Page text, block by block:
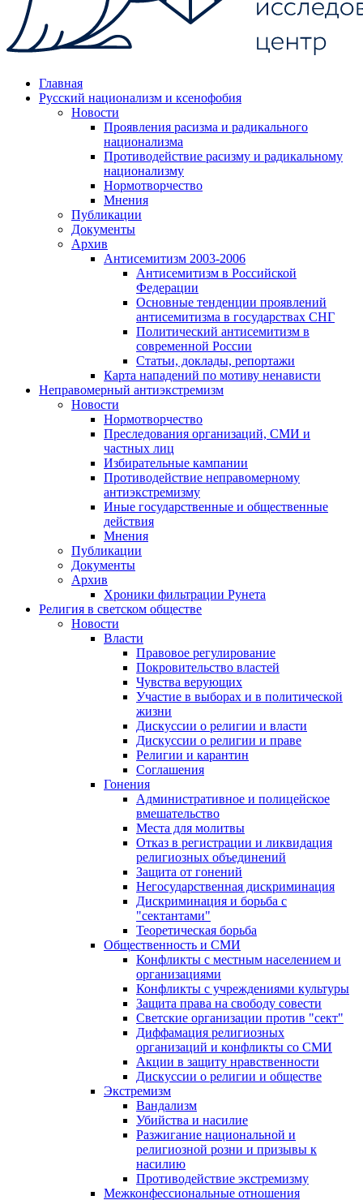
Главная
Русский национализм и ксенофобия
Новости
Проявления расизма и радикального
национализма
Противодействие расизму и радикальному
национализму
Нормотворчество
Мнения
Публикации
Документы
Архив
Антисемитизм 2003-2006
Антисемитизм в Российской
Федерации
Основные тенденции проявлений
антисемитизма в государствах СНГ
Политический антисемитизм в
современной России
Статьи, доклады, репортажи
Карта нападений по мотиву ненависти
Неправомерный антиэкстремизм
Новости
Нормотворчество
Преследования организаций, СМИ и
частных лиц
Избирательные кампании
Противодействие неправомерному
антиэкстремизму
Иные государственные и общественные
действия
Мнения
Публикации
Документы
Архив
Хроники фильтрации Рунета
Религия в светском обществе
Новости
Власти
Правовое регулирование
Покровительство властей
Чувства верующих
Участие в выборах и в политической
жизни
Дискуссии о религии и власти
Дискуссии о религии и праве
Религии и карантин
Соглашения
Гонения
Административное и полицейское
вмешательство
Места для молитвы
Отказ в регистрации и ликвидация
религиозных объединений
Защита от гонений
Негосударственная дискриминация
Дискриминация и борьба с
"сектантами"
Теоретическая борьба
Общественность и СМИ
Конфликты с местным населением и
организациями
Конфликты с учреждениями культуры
Защита права на свободу совести
Светские организации против "сект"
Диффамация религиозных
организаций и конфликты со СМИ
Акции в защиту нравственности
Дискуссии о религии и обществе
Экстремизм
Вандализм
Убийства и насилие
Разжигание национальной и
религиозной розни и призывы к
насилию
Противодействие экстремизму
Межконфессиональные отношения